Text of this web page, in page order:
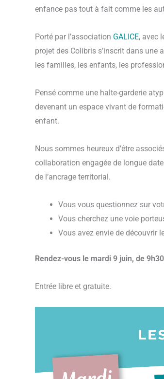
enfance pas tout à fait comme les
Porté par l’association GALICE, avec
projet des Colibris s’inscrit dans une
les familles, les enfants, les
Pensé comme une halte-garderie
devenant un espace vivant de
enfant.
Nous sommes heureux d’être
collaboration engagée de longue
de l’ancrage territorial.
Vous vous questionnez sur
Vous cherchez une voie
Vous avez envie de découvrir
Rendez-vous le mardi 9 juin, de
Entrée libre et gratuite.